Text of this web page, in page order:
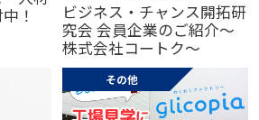
！
ビジネス・チャンス開拓研
究会 会員企業のご紹介～
株式会社コートク～
その他